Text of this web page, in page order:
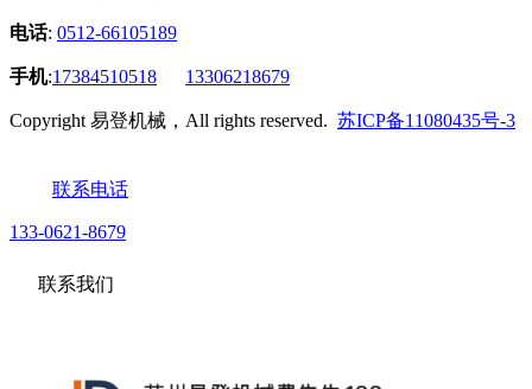
电话: 0512-66105189
手机:17384510518 13306218679
Copyright 易登机械，All rights reserved. 苏ICP备11080435号-3
联系电话
133-0621-8679
联系我们